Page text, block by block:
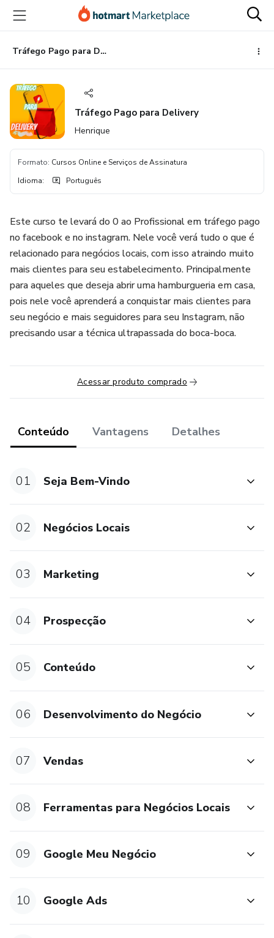
para
conteúdo
principal
para
pagamento
para
rodapé
Tráfego Pago para Delivery
Tráfego Pago para Delivery
Henrique
Formato: Cursos Online e Serviços de Assinatura
Idioma: Português
Este curso te levará do 0 ao Profissional em tráfego pago
no facebook e no instagram. Nele você verá tudo o que é
relacionado para negócios locais, com isso atraindo muito
mais clientes para seu estabelecimento. Principalmente
para aqueles que deseja abrir uma hamburgueria em casa,
pois nele você aprenderá a conquistar mais clientes para
seu negócio e mais seguidores para seu Instagram, não
precisando usar a técnica ultrapassada do boca-boca.
Acessar produto comprado
Conteúdo Vantagens Detalhes
01 Seja Bem-Vindo
02 Negócios Locais
03 Marketing
04 Prospecção
05 Conteúdo
06 Desenvolvimento do Negócio
07 Vendas
08 Ferramentas para Negócios Locais
09 Google Meu Negócio
10 Google Ads